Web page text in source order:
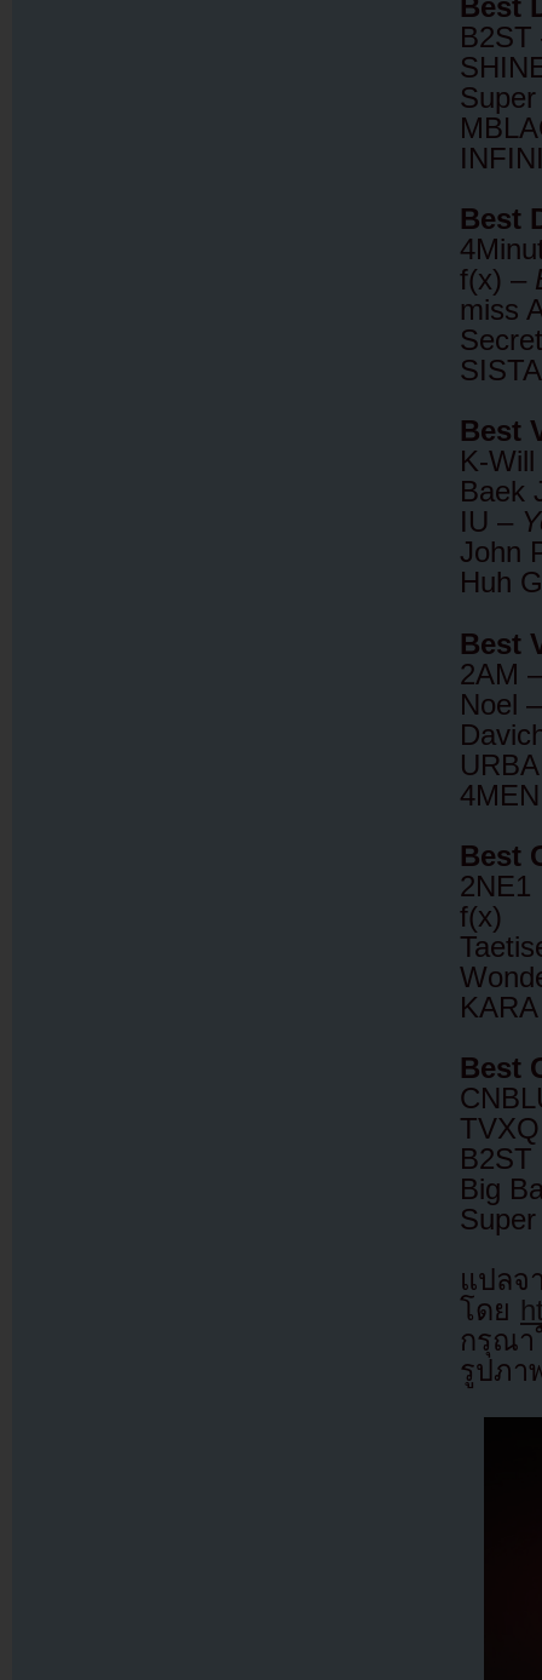
Best
Best
f(x) –
miss
Best
K-
Baek
IU –
John
Huh
Best
2AM
Noel
Best
2NE1
f(x)
KARA
Best
TVXQ
B2ST
Big
แป
โดย
กรุณา
รูปภา